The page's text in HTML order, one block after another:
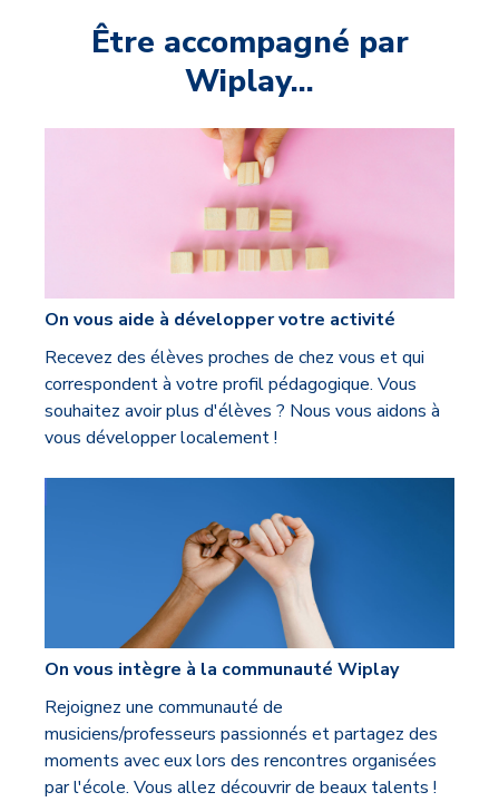
Être accompagné par
Wiplay...
On vous aide à développer votre activité
Recevez des élèves proches de chez vous et qui
correspondent à votre profil pédagogique. Vous
souhaitez avoir plus d'élèves ? Nous vous aidons à
vous développer localement !
On vous intègre à la communauté Wiplay
Rejoignez une communauté de
musiciens/professeurs passionnés et partagez des
moments avec eux lors des rencontres organisées
par l'école. Vous allez découvrir de beaux talents !